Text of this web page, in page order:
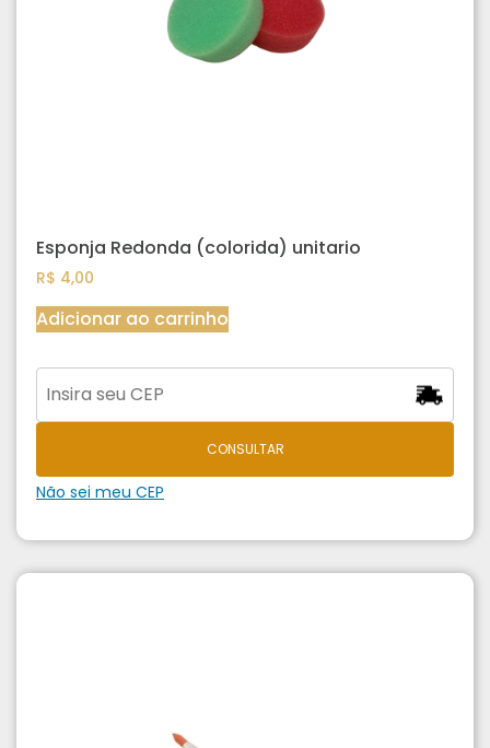
Esponja Redonda (colorida) unitario
R$ 4,00
Adicionar ao carrinho
CONSULTAR
Não sei meu CEP